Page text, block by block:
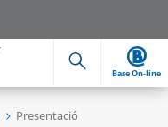
Cerca
Base On-line
Presentació